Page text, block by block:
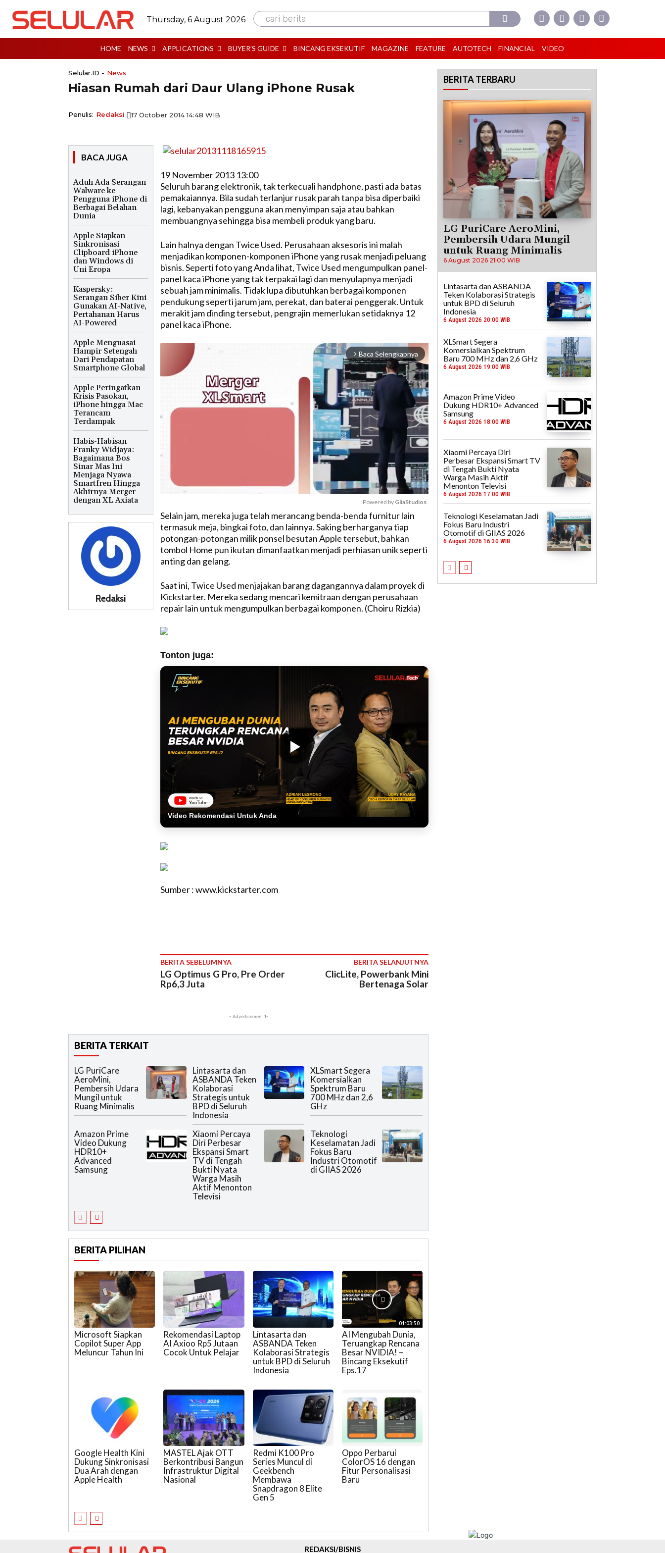
Thursday, 6 August 2026 cari berita
HOME NEWS APPLICATIONS BUYER’S GUIDE BINCANG EKSEKUTIF MAGAZINE FEATURE AUTOTECH FINANCIAL VIDEO
Selular.ID - News
Hiasan Rumah dari Daur Ulang iPhone Rusak
Penulis: Redaksi 17 October 2014 14:48 WIB
BACA JUGA
Aduh Ada Serangan
Walware ke
Pengguna iPhone di
Berbagai Belahan
Dunia
Apple Siapkan
Sinkronisasi
Clipboard iPhone
dan Windows di
Uni Eropa
Kaspersky:
Serangan Siber Kini
Gunakan AI-Native,
Pertahanan Harus
AI-Powered
Apple Menguasai
Hampir Setengah
Dari Pendapatan
Smartphone Global
Apple Peringatkan
Krisis Pasokan,
iPhone hingga Mac
Terancam
Terdampak
Habis-Habisan
Franky Widjaya:
Bagaimana Bos
Sinar Mas Ini
Menjaga Nyawa
Smartfren Hingga
Akhirnya Merger
dengan XL Axiata
Redaksi
19 November 2013 13:00
Seluruh barang elektronik, tak terkecuali handphone, pasti ada batas
pemakaiannya. Bila sudah terlanjur rusak parah tanpa bisa diperbaiki
lagi, kebanyakan pengguna akan menyimpan saja atau bahkan
membuangnya sehingga bisa membeli produk yang baru.
Lain halnya dengan Twice Used. Perusahaan aksesoris ini malah
menjadikan komponen-komponen iPhone yang rusak menjadi peluang
bisnis. Seperti foto yang Anda lihat, Twice Used mengumpulkan panel-
panel kaca iPhone yang tak terpakai lagi dan menyulapnya menjadi
sebuah jam minimalis. Tidak lupa dibutuhkan berbagai komponen
pendukung seperti jarum jam, perekat, dan baterai penggerak. Untuk
merakit jam dinding tersebut, pengrajin memerlukan setidaknya 12
panel kaca iPhone.
arrow_forward_ios Baca Selengkapnya
M
u
Powered by GliaStudios
Selain jam, mereka juga telah merancang benda-benda furnitur lain
termasuk meja, bingkai foto, dan lainnya. Saking berharganya tiap
potongan-potongan milik ponsel besutan Apple tersebut, bahkan
tombol Home pun ikutan dimanfaatkan menjadi perhiasan unik seperti
anting dan gelang.
Saat ini, Twice Used menjajakan barang dagangannya dalam proyek di
Kickstarter. Mereka sedang mencari kemitraan dengan perusahaan
repair lain untuk mengumpulkan berbagai komponen. (Choiru Rizkia)
Tonton juga:
Video Rekomendasi Untuk Anda
Sumber : www.kickstarter.com
BERITA SEBELUMNYA
LG Optimus G Pro, Pre Order
Rp6,3 Juta
BERITA SELANJUTNYA
ClicLite, Powerbank Mini
Bertenaga Solar
- Advertisement 1-
BERITA TERKAIT
LG PuriCare
AeroMini,
Pembersih Udara
Mungil untuk
Ruang Minimalis
Lintasarta dan
ASBANDA Teken
Kolaborasi
Strategis untuk
BPD di Seluruh
Indonesia
XLSmart Segera
Komersialkan
Spektrum Baru
700 MHz dan 2,6
GHz
Amazon Prime
Video Dukung
HDR10+
Advanced
Samsung
Xiaomi Percaya
Diri Perbesar
Ekspansi Smart
TV di Tengah
Bukti Nyata
Warga Masih
Aktif Menonton
Televisi
Teknologi
Keselamatan Jadi
Fokus Baru
Industri Otomotif
di GIIAS 2026
BERITA PILIHAN
Microsoft Siapkan
Copilot Super App
Meluncur Tahun Ini
Rekomendasi Laptop
AI Axioo Rp5 Jutaan
Cocok Untuk Pelajar
Lintasarta dan
ASBANDA Teken
Kolaborasi Strategis
untuk BPD di Seluruh
Indonesia
01:03:50
AI Mengubah Dunia,
Teruangkap Rencana
Besar NVIDIA! –
Bincang Eksekutif
Eps.17
Google Health Kini
Dukung Sinkronisasi
Dua Arah dengan
Apple Health
MASTEL Ajak OTT
Berkontribusi Bangun
Infrastruktur Digital
Nasional
Redmi K100 Pro
Series Muncul di
Geekbench
Membawa
Snapdragon 8 Elite
Gen 5
Oppo Perbarui
ColorOS 16 dengan
Fitur Personalisasi
Baru
BERITA TERBARU
LG PuriCare AeroMini,
Pembersih Udara Mungil
untuk Ruang Minimalis
6 August 2026 21:00 WIB
Lintasarta dan ASBANDA
Teken Kolaborasi Strategis
untuk BPD di Seluruh
Indonesia
6 August 2026 20:00 WIB
XLSmart Segera
Komersialkan Spektrum
Baru 700 MHz dan 2,6 GHz
6 August 2026 19:00 WIB
Amazon Prime Video
Dukung HDR10+ Advanced
Samsung
6 August 2026 18:00 WIB
Xiaomi Percaya Diri
Perbesar Ekspansi Smart TV
di Tengah Bukti Nyata
Warga Masih Aktif
Menonton Televisi
6 August 2026 17:00 WIB
Teknologi Keselamatan Jadi
Fokus Baru Industri
Otomotif di GIIAS 2026
6 August 2026 16:30 WIB
REDAKSI/BISNIS